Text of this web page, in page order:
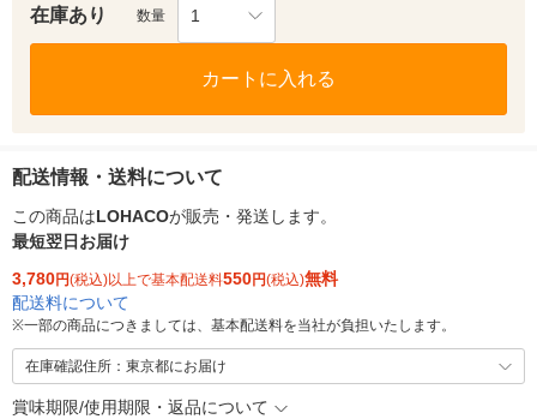
在庫あり 数量 1
カートに入れる
配送情報・送料について
この商品はLOHACOが販売・発送します。
最短翌日お届け
3,780円(税込)以上で基本配送料550円(税込)無料
配送料について
※一部の商品につきましては、基本配送料を当社が負担いたします。
在庫確認住所：東京都にお届け
賞味期限/使用期限・返品について